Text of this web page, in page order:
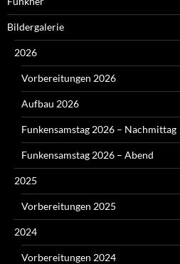
Bildergalerie
2026
Vorbereitungen 2026
Aufbau 2026
Funkensamstag 2026 – Nachmittag
Funkensamstag 2026 – Abend
2025
Vorbereitungen 2025
2024
Vorbereitungen 2024